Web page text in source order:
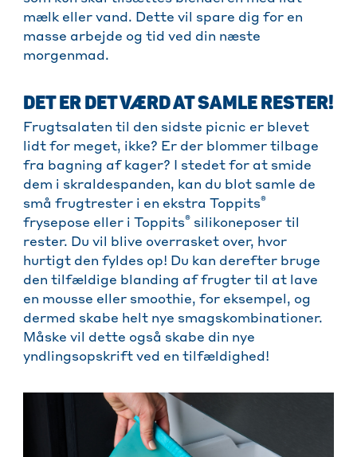
mælk eller vand. Dette vil spare dig for en
masse arbejde og tid ved din næste
morgenmad.
DET ER DET VÆRD AT SAMLE RESTER!
Frugtsalaten til den sidste picnic er blevet
lidt for meget, ikke? Er der blommer tilbage
fra bagning af kager? I stedet for at smide
dem i skraldespanden, kan du blot samle de
små frugtrester i en ekstra Toppits®
frysepose eller i Toppits® silikoneposer til
rester. Du vil blive overrasket over, hvor
hurtigt den fyldes op! Du kan derefter bruge
den tilfældige blanding af frugter til at lave
en mousse eller smoothie, for eksempel, og
dermed skabe helt nye smagskombinationer.
Måske vil dette også skabe din nye
yndlingsopskrift ved en tilfældighed!